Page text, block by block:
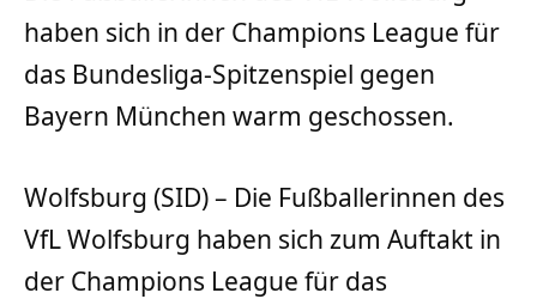
haben sich in der Champions League für
das Bundesliga-Spitzenspiel gegen
Bayern München warm geschossen.
Wolfsburg (SID) – Die Fußballerinnen des
VfL Wolfsburg haben sich zum Auftakt in
der Champions League für das